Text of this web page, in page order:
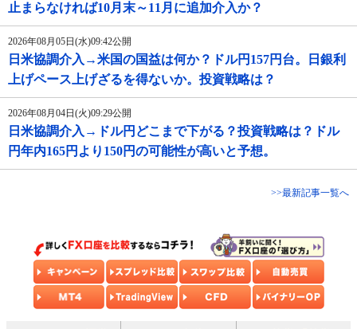
止まらなければ10月末～11月に追加介入か？
2026年08月05日(水)09:42公開
日米協調介入→米国の国益は何か？ドル円157円台。日銀利
上げペース上げざるを得ないか。投資戦略は？
2026年08月04日(火)09:29公開
日米協調介入→ドル円どこまで下がる？投資戦略は？ドル
円年内165円より150円の可能性が高いと予想。
>>最新記事一覧へ